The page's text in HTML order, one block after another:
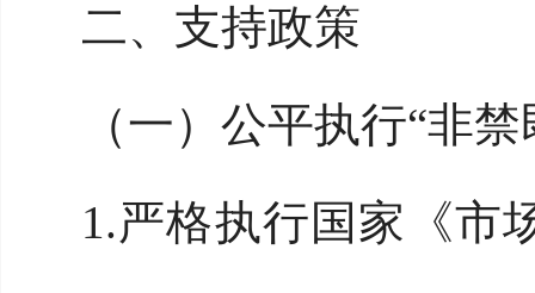
二、支持政策
（一）公平执行“非禁
1.严格执行国家《市